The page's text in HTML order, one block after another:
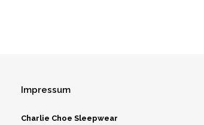
Impressum
Charlie Choe Sleepwear